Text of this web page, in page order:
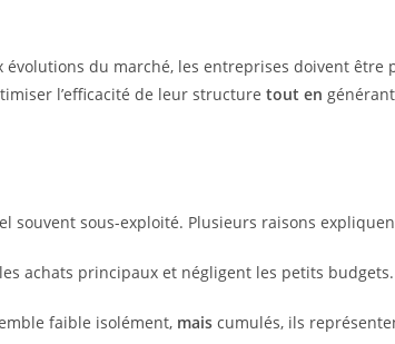
du marché, les entreprises doivent être
l’efficacité de leur structure tout en
sous-exploité. Plusieurs raisons
achats principaux et négligent les petits budgets.
faible isolément, mais cumulés, ils